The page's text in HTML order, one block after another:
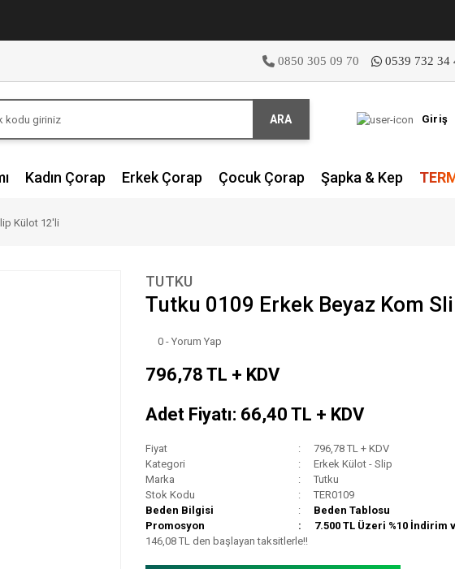
0850 305 09 70 0539 732 34
ARA Giriş
Kadın Çorap Erkek Çorap Çocuk Çorap Şapka & Kep
Külot 12'li
TUTKU
Tutku 0109 Erkek Beyaz Kom
0 - Yorum Yap
796,78 TL + KDV
Adet Fiyatı: 66,40 TL + KDV
Fiyat
796,78 TL + KDV
Kategori
Erkek Külot - Slip
Marka
Tutku
Stok Kodu
TER0109
Beden Bilgisi
Beden Tablosu
Promosyon
7.500 TL Üzeri %10 İndirim
146,08 TL den başlayan taksitlerle!!